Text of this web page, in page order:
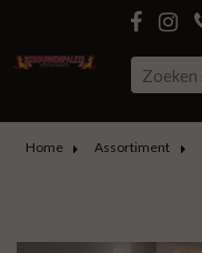
Home Assortiment